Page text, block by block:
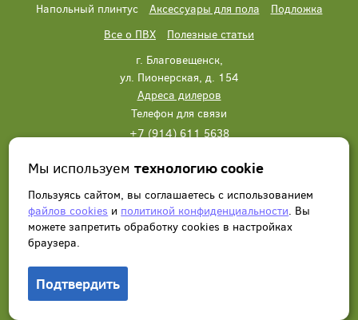
Напольный плинтус
Аксессуары для пола
Подложка
Все о ПВХ
Полезные статьи
г. Благовещенск,
ул. Пионерская, д. 154
Адреса дилеров
Телефон для связи
+7 (914) 611 5638
Написать нам Заказать звонок
Мы используемтехнологию cookie
Пользуясь сайтом, вы соглашаетесь с использованием
файлов cookies и политикой конфиденциальности. Вы
можете запретить обработку сookies в настройках
браузера.
Подтвердить